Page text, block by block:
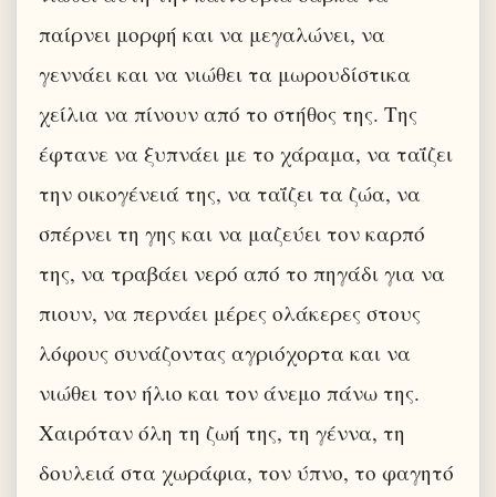
παίρνει μορφή και να μεγαλώνει, να
γεννάει και να νιώθει τα μωρουδίστικα
χείλια να πίνουν από το στήθος της. Της
έφτανε να ξυπνάει με το χάραμα, να ταΐζει
την οικογένειά της, να ταΐζει τα ζώα, να
σπέρνει τη γης και να μαζεύει τον καρπό
της, να τραβάει νερό από το πηγάδι για να
πιουν, να περνάει μέρες ολάκερες στους
λόφους συνάζοντας αγριόχορτα και να
νιώθει τον ήλιο και τον άνεμο πάνω της.
Χαιρόταν όλη τη ζωή της, τη γέννα, τη
δουλειά στα χωράφια, τον ύπνο, το φαγητό